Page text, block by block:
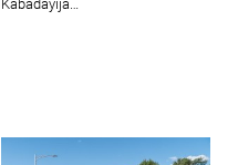
Kabadayija…